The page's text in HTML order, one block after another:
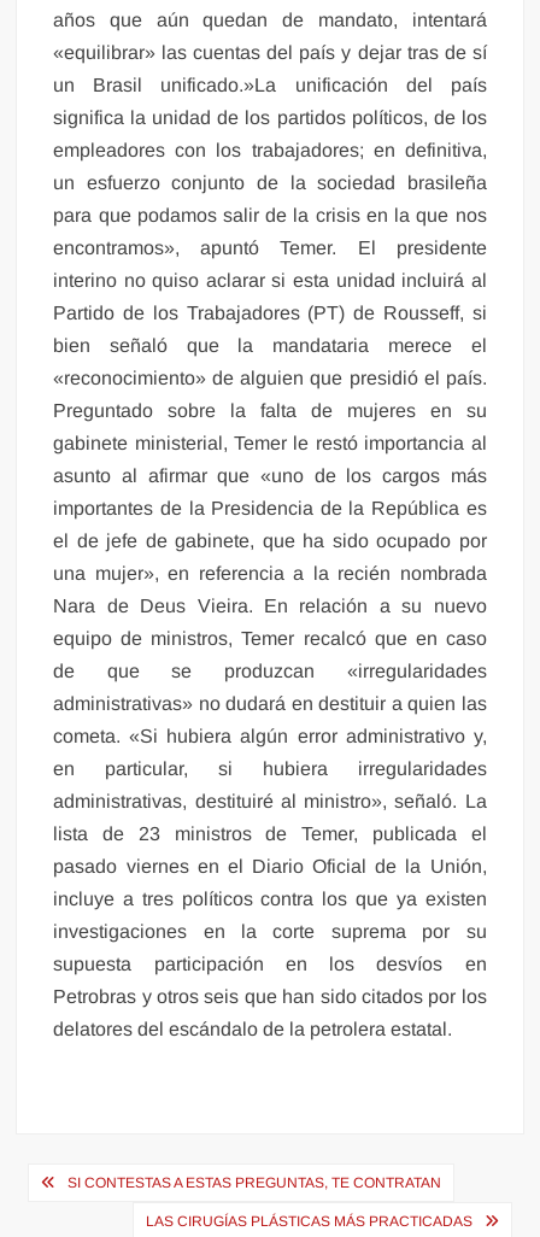
años que aún quedan de mandato, intentará
«equilibrar» las cuentas del país y dejar tras de sí
un Brasil unificado.»La unificación del país
significa la unidad de los partidos políticos, de los
empleadores con los trabajadores; en definitiva,
un esfuerzo conjunto de la sociedad brasileña
para que podamos salir de la crisis en la que nos
encontramos», apuntó Temer. El presidente
interino no quiso aclarar si esta unidad incluirá al
Partido de los Trabajadores (PT) de Rousseff, si
bien señaló que la mandataria merece el
«reconocimiento» de alguien que presidió el país.
Preguntado sobre la falta de mujeres en su
gabinete ministerial, Temer le restó importancia al
asunto al afirmar que «uno de los cargos más
importantes de la Presidencia de la República es
el de jefe de gabinete, que ha sido ocupado por
una mujer», en referencia a la recién nombrada
Nara de Deus Vieira. En relación a su nuevo
equipo de ministros, Temer recalcó que en caso
de que se produzcan «irregularidades
administrativas» no dudará en destituir a quien las
cometa. «Si hubiera algún error administrativo y,
en particular, si hubiera irregularidades
administrativas, destituiré al ministro», señaló. La
lista de 23 ministros de Temer, publicada el
pasado viernes en el Diario Oficial de la Unión,
incluye a tres políticos contra los que ya existen
investigaciones en la corte suprema por su
supuesta participación en los desvíos en
Petrobras y otros seis que han sido citados por los
delatores del escándalo de la petrolera estatal.
Navegación
SI CONTESTAS A ESTAS PREGUNTAS, TE CONTRATAN
LAS CIRUGÍAS PLÁSTICAS MÁS PRACTICADAS